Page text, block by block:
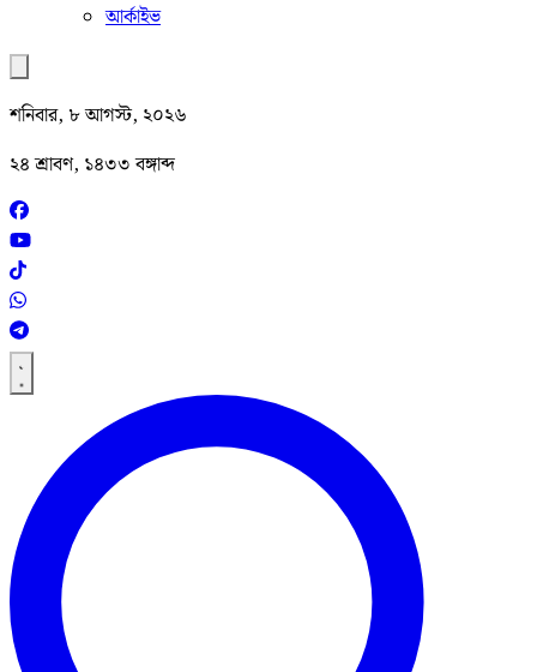
আর্কাইভ
শনিবার, ৮ আগস্ট, ২০২৬
২৪ শ্রাবণ, ১৪৩৩ বঙ্গাব্দ